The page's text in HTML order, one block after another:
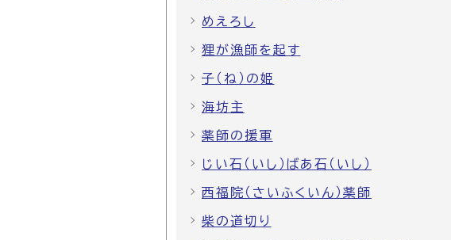
めえろし
狸が漁師を起す
子（ね）の姫
海坊主
薬師の援軍
じい石（いし）ばあ石（いし）
西福院（さいふくいん）薬師
柴の道切り